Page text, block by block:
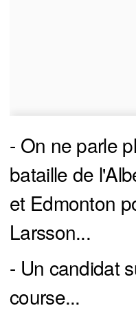
- On ne parle
bataille de
et Edmonton
Larsson...
- Un candidat
course...